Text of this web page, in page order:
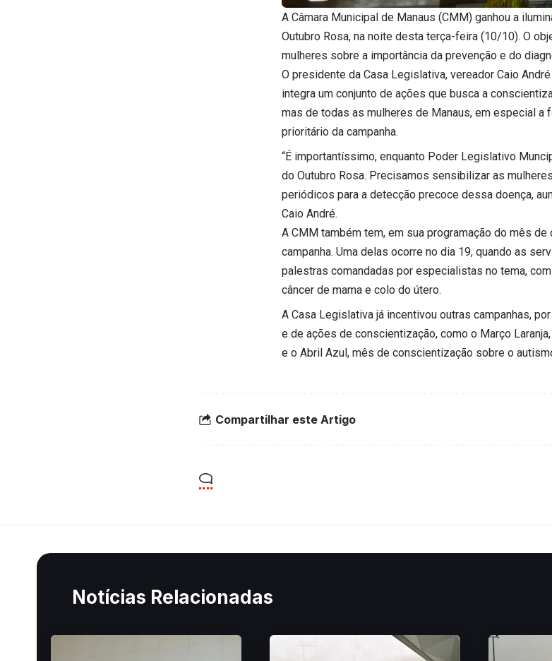
A Câmara Municipal de Manaus (CMM) ganhou a
Outubro Rosa, na noite desta terça-feira (10/10). O
mulheres sobre a importância da prevenção e do
O presidente da Casa Legislativa, vereador Caio
integra um conjunto de ações que busca a
mas de todas as mulheres de Manaus, em especial a
prioritário da campanha.
“É importantíssimo, enquanto Poder Legislativo
do Outubro Rosa. Precisamos sensibilizar as
periódicos para a detecção precoce dessa doença,
Caio André.
A CMM também tem, em sua programação do mês
campanha. Uma delas ocorre no dia 19, quando as
palestras comandadas por especialistas no tema,
câncer de mama e colo do útero.
A Casa Legislativa já incentivou outras campanhas,
e de ações de conscientização, como o Março
e o Abril Azul, mês de conscientização sobre o
Compartilhar este Artigo
Notícias Relacionadas